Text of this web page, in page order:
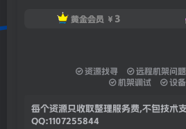
黄金会员 ￥ 3
资源找寻 远程机架问
机架调试
设
每个资源只收取整理服务费,不包技术
QQ:1107255844